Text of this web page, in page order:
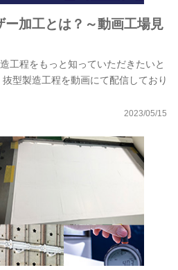
ー加工とは？～動画工場見
工程をもっと知っていただきたいと
型製造工程を動画にて配信しており
2023/05/15